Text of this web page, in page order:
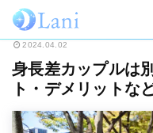
ホーム 恋愛 身長差カップ
2024.04.02
身長差カップルは
ト・デメリットな